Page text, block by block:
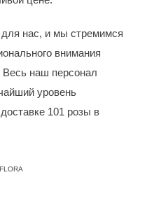
нас, и мы стремимся
внимания
Весь наш персонал
уровень
101 розы в